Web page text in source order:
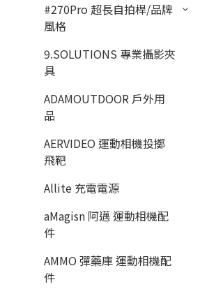
#270Pro 超長自拍桿/品牌
風格
9.SOLUTIONS 專業攝影夾
具
ADAMOUTDOOR 戶外用
品
AERVIDEO 運動相機投擲
飛靶
Allite 充電電源
aMagisn 阿邁 運動相機配
件
AMMO 彈藥庫 運動相機配
件